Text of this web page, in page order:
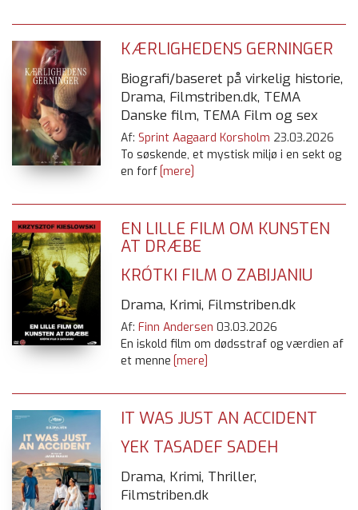
KÆRLIGHEDENS GERNINGER
Biografi/baseret på virkelig historie,
Drama, Filmstriben.dk, TEMA
Danske film, TEMA Film og sex
Af: Sprint Aagaard Korsholm 23.03.2026
To søskende, et mystisk miljø i en sekt og
en forf[mere]
EN LILLE FILM OM KUNSTEN
AT DRÆBE
KRÓTKI FILM O ZABIJANIU
Drama, Krimi, Filmstriben.dk
Af: Finn Andersen 03.03.2026
En iskold film om dødsstraf og værdien af
et menne [mere]
IT WAS JUST AN ACCIDENT
YEK TASADEF SADEH
Drama, Krimi, Thriller,
Filmstriben.dk